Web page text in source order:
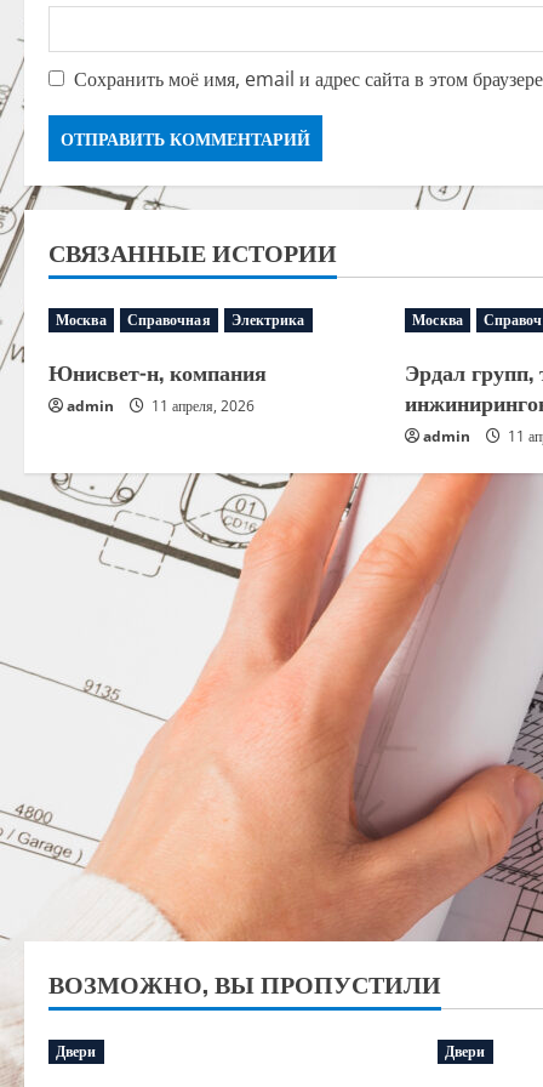
Сохранить моё имя, email и адрес сайта в этом
СВЯЗАННЫЕ ИСТОРИИ
Москва Справочная Электрика
Юнисвет-н, компания
admin 11 апреля, 2026
Москва
Эрдал групп,
admin 11
ВОЗМОЖНО, ВЫ ПРОПУСТИЛИ
Двери Двери